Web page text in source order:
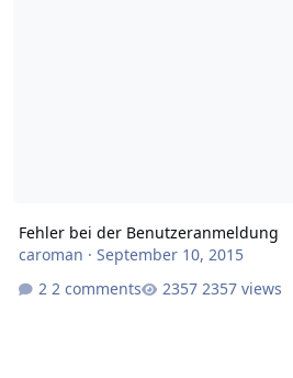
Fehler bei der Benutzeranmeldung
caroman · September 10, 2015
2 comments
2357 views